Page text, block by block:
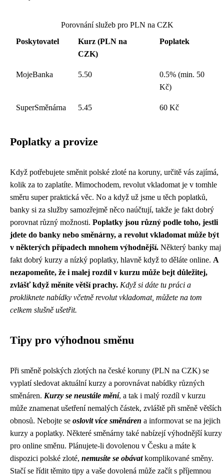
Porovnání služeb pro PLN na CZK
Poskytovatel
Kurz (PLN na
CZK)
Poplatek
MojeBanka 5.50
0.5% (min. 50
Kč)
SuperSměnárna 5.45 60 Kč
Poplatky a provize
Když potřebujete směnit polské zloté na koruny, určitě vás zajímá,
kolik za to zaplatíte. Mimochodem, revolut vkladomat je v tomhle
směru super praktická věc. No a když už jsme u těch poplatků,
banky si za služby samozřejmě něco naúčtují, takže je fakt dobrý
porovnat různý možnosti. Poplatky jsou různý podle toho, jestli
jdete do banky nebo směnárny, a revolut vkladomat může být
v některých případech mnohem výhodnější. Některý banky maj
fakt dobrý kurzy a nízký poplatky, hlavně když to děláte online. A
nezapomeňte, že i malej rozdíl v kurzu může bejt důležitej,
zvlášť když měníte větší prachy. Když si dáte tu práci a
prokliknete nabídky včetně revolut vkladomat, můžete na tom
celkem slušně ušetřit.
Tipy pro výhodnou směnu
Při směně polských zlotých na české koruny (PLN na CZK) se
vyplatí sledovat aktuální kurzy a porovnávat nabídky různých
směnáren. Kurzy se neustále mění, a tak i malý rozdíl v kurzu
může znamenat ušetření nemalých částek, zvláště při směně větších
obnosů. Nebojte se oslovit více směnáren a informovat se na jejich
kurzy a poplatky. Některé směnárny také nabízejí výhodnější kurzy
pro online směnu. Plánujete-li dovolenou v Česku a máte k
dispozici polské zloté, nemusíte se obávatkomplikované směny.
Stačí se řídit těmito tipy a vaše dovolená může začít s příjemnou